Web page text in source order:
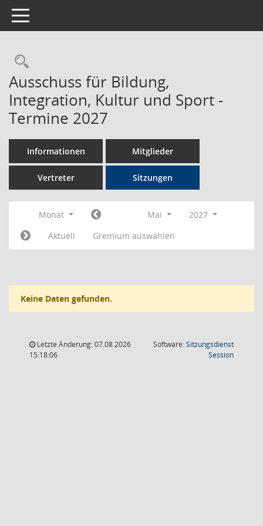
Toggle navigation
Rechercheauswahl
Ausschuss für Bildung,
Integration, Kultur und Sport -
Termine 2027
Informationen Mitglieder
Vertreter Sitzungen
Monat Mai
2027
Aktuell
Gremium auswählen
Keine Daten gefunden.
Letzte Änderung: 07.08.2026
15:18:06
Software:Sitzungsdienst
Session(Wird in